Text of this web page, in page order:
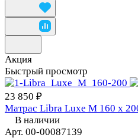
Акция
Быстрый просмотр
23 850 ₽
Матрас Libra Luxe M 160 х
В наличии
Арт. 00-00087139